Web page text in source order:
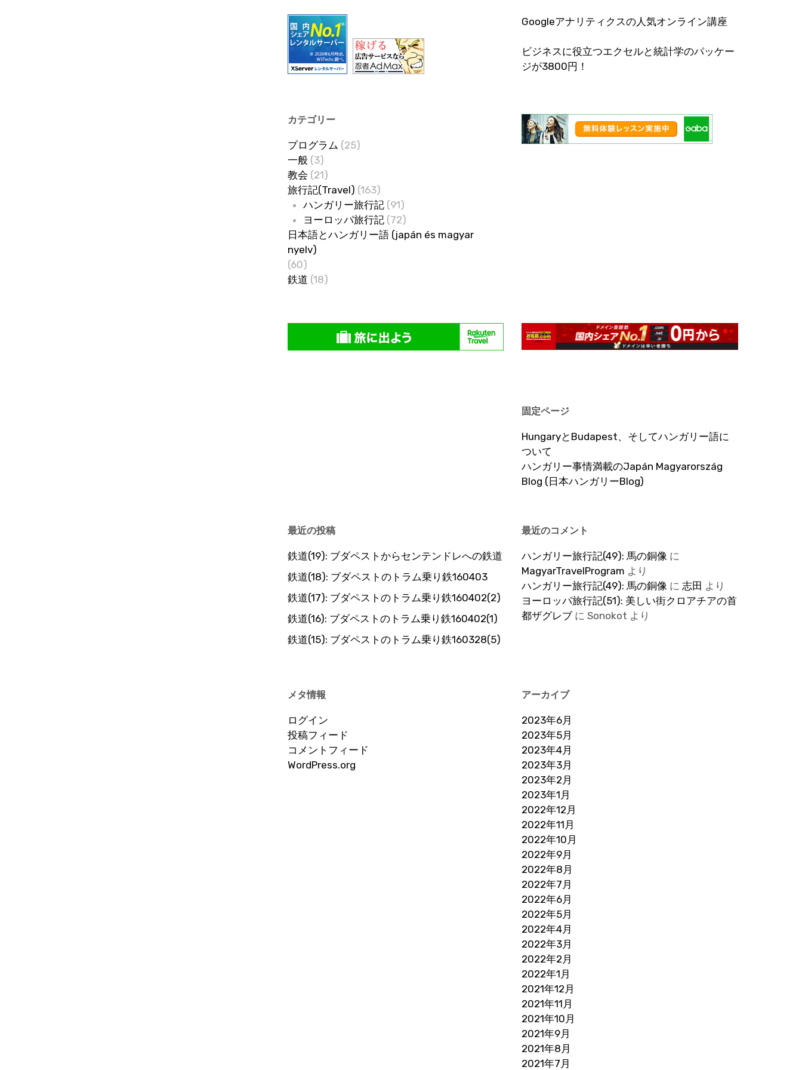
Googleアナリティクスの人気オンライン講座
ビジネスに役立つエクセルと統計学のパッケー
ジが3800円！
カテゴリー
プログラム (25)
一般 (3)
教会 (21)
旅行記(Travel) (163)
ハンガリー旅行記(91)
ヨーロッパ旅行記(72)
日本語とハンガリー語 (japán és magyar
nyelv)
(60)
鉄道 (18)
固定ページ
HungaryとBudapest、そしてハンガリー語に
ついて
ハンガリー事情満載のJapán Magyarország
Blog (日本ハンガリーBlog)
最近の投稿
鉄道(19): ブダペストからセンテンドレへの鉄道
鉄道(18): ブダペストのトラム乗り鉄160403
鉄道(17): ブダペストのトラム乗り鉄160402(2)
鉄道(16): ブダペストのトラム乗り鉄160402(1)
鉄道(15): ブダペストのトラム乗り鉄160328(5)
最近のコメント
ハンガリー旅行記(49): 馬の銅像 に
MagyarTravelProgram より
ハンガリー旅行記(49): 馬の銅像 に志田 より
ヨーロッパ旅行記(51): 美しい街クロアチアの首
都ザグレブにSonokot より
メタ情報
ログイン
投稿フィード
コメントフィード
WordPress.org
アーカイブ
2023年6月
2023年5月
2023年4月
2023年3月
2023年2月
2023年1月
2022年12月
2022年11月
2022年10月
2022年9月
2022年8月
2022年7月
2022年6月
2022年5月
2022年4月
2022年3月
2022年2月
2022年1月
2021年12月
2021年11月
2021年10月
2021年9月
2021年8月
2021年7月